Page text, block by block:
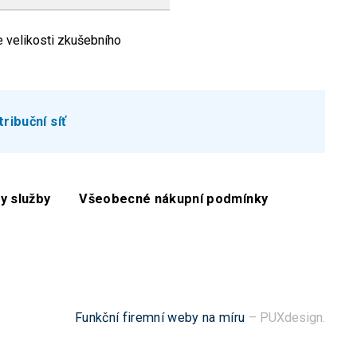
velikosti zkušebního
síť
služby Všeobecné nákupní podmínky
Funkční firemní weby na míru – PUXdesign.